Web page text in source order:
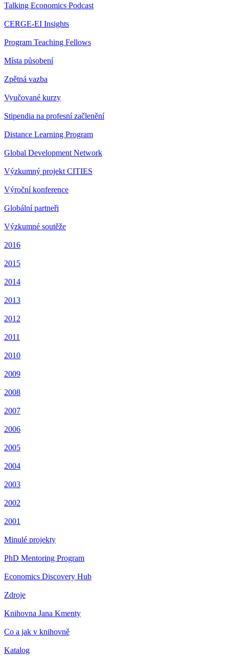
Talking Economics Podcast
CERGE-EI Insights
Program Teaching Fellows
Místa působení
Zpětná vazba
Vyučované kurzy
Stipendia na profesní začlenění
Distance Learning Program
Global Development Network
Výzkumný projekt CITIES
Výroční konference
Globální partneři
Výzkumné soutěže
2016
2015
2014
2013
2012
2011
2010
2009
2008
2007
2006
2005
2004
2003
2002
2001
Minulé projekty
PhD Mentoring Program
Economics Discovery Hub
Zdroje
Knihovna Jana Kmenty
Co a jak v knihovně
Katalog